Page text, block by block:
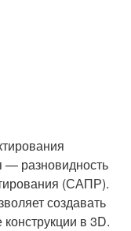
разновидность
(САПР).
создавать
в 3D.